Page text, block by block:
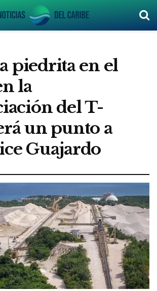
piedrita en el
la
del T-
un punto a
Guajardo